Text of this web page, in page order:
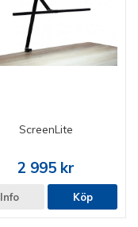
ScreenLite
2 995 kr
Info Köp